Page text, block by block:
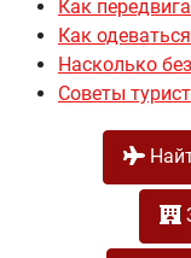
Как
Как
Насколько
Cоветы